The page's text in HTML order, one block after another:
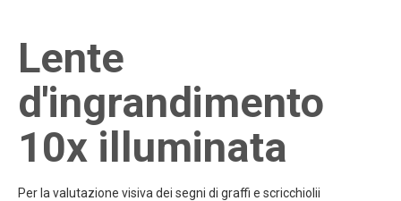
Lente
d'ingrandimento
10x illuminata
Per la valutazione visiva dei segni di graffi e scricchiolii